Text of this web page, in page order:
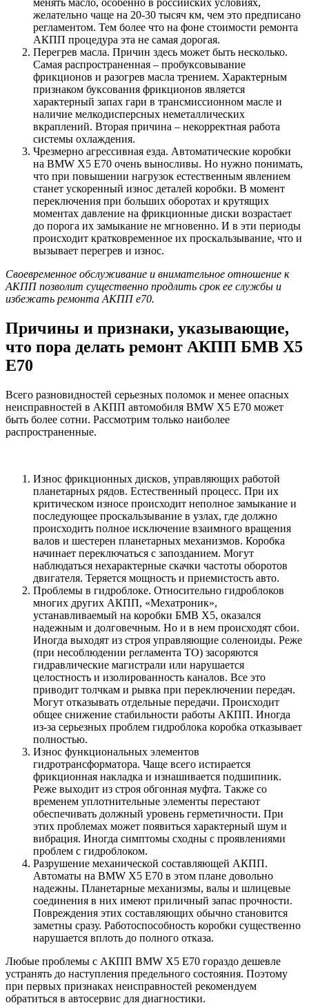
желательно чаще на 20-30 тысяч км, чем это предписано
регламентом. Тем более что на фоне стоимости ремонта
АКПП процедура эта не самая дорогая.
Перегрев масла. Причин здесь может быть несколько.
Самая распространенная – пробуксовывание
фрикционов и разогрев масла трением. Характерным
признаком буксования фрикционов является
характерный запах гари в трансмиссионном масле и
наличие мелкодисперсных неметаллических
вкраплений. Вторая причина – некорректная работа
системы охлаждения.
Чрезмерно агрессивная езда. Автоматические коробки
на BMW Х5 Е70 очень выносливы. Но нужно понимать,
что при повышении нагрузок естественным явлением
станет ускоренный износ деталей коробки. В момент
переключения при больших оборотах и крутящих
моментах давление на фрикционные диски возрастает
до порога их замыкание не мгновенно. И в эти периоды
происходит кратковременное их проскальзывание, что и
вызывает перегрев и износ.
Своевременное обслуживание и внимательное отношение к
АКПП позволит существенно продлить срок ее службы и
избежать ремонта АКПП е70.
Причины и признаки, указывающие,
что пора делать ремонт АКПП БМВ Х5
Е70
Всего разновидностей серьезных поломок и менее опасных
неисправностей в АКПП автомобиля BMW Х5 Е70 может
быть более сотни. Рассмотрим только наиболее
распространенные.
Износ фрикционных дисков, управляющих работой
планетарных рядов. Естественный процесс. При их
критическом износе происходит неполное замыкание и
последующее проскальзывание в узлах, где должно
происходить полное исключение взаимного вращения
валов и шестерен планетарных механизмов. Коробка
начинает переключаться с запозданием. Могут
наблюдаться нехарактерные скачки частоты оборотов
двигателя. Теряется мощность и приемистость авто.
Проблемы в гидроблоке. Относительно гидроблоков
многих других АКПП, «Мехатроник»,
устанавливаемый на коробки БМВ X5, оказался
надежным и долговечным. Но и в нем происходят сбои.
Иногда выходят из строя управляющие соленоиды. Реже
(при несоблюдении регламента ТО) засоряются
гидравлические магистрали или нарушается
целостность и изолированность каналов. Все это
приводит толчкам и рывка при переключении передач.
Могут отказывать отдельные передачи. Происходит
общее снижение стабильности работы АКПП. Иногда
из-за серьезных проблем гидроблока коробка отказывает
полностью.
Износ функциональных элементов
гидротрансформатора. Чаще всего истирается
фрикционная накладка и изнашивается подшипник.
Реже выходит из строя обгонная муфта. Также со
временем уплотнительные элементы перестают
обеспечивать должный уровень герметичности. При
этих проблемах может появиться характерный шум и
вибрация. Иногда симптомы сходны с проявлениями
проблем с гидроблоком.
Разрушение механической составляющей АКПП.
Автоматы на BMW Х5 Е70 в этом плане довольно
надежны. Планетарные механизмы, валы и шлицевые
соединения в них имеют приличный запас прочности.
Повреждения этих составляющих обычно становится
заметны сразу. Работоспособность коробки существенно
нарушается вплоть до полного отказа.
Любые проблемы с АКПП BMW Х5 Е70 гораздо дешевле
устранять до наступления предельного состояния. Поэтому
при первых признаках неисправностей рекомендуем
обратиться в автосервис для диагностики.